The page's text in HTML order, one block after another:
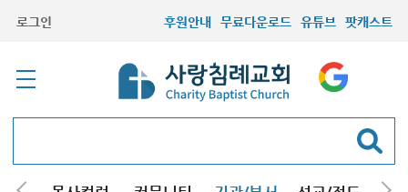
로그인 후원안내 무료다운로드 유튜브 팟캐스트